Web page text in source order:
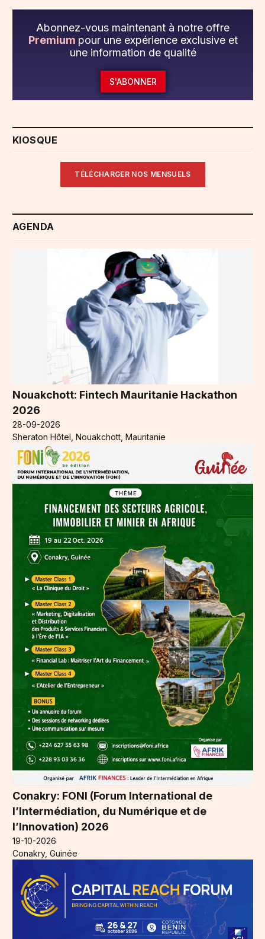
Abonnez-vous maintenant à notre offre
Premium pour une expérience exclusive et
une information de qualité
S'ABONNER
KIOSQUE
TÉLÉCHARGER NOS MENSUELS
AGENDA
Nouakchott: Fintech Mauritanie Hackathon
2026
28-09-2026
Sheraton Hôtel, Nouakchott, Mauritanie
Conakry: FONI (Forum International de
l’Intermédiation, du Numérique et de
l’Innovation) 2026
19-10-2026
Conakry, Guinée